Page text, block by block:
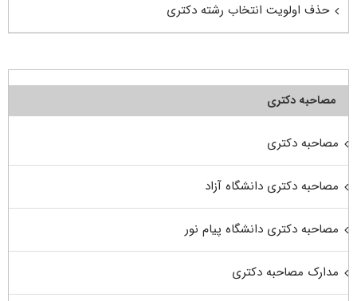
حذف اولویت انتخاب رشته دکتری
مصاحبه دکتری
مصاحبه دکتری
مصاحبه دکتری دانشگاه آزاد
مصاحبه دکتری دانشگاه پیام نور
مدارک مصاحبه دکتری